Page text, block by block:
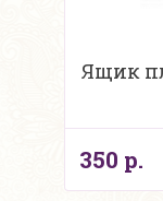
Ящик
350 р.